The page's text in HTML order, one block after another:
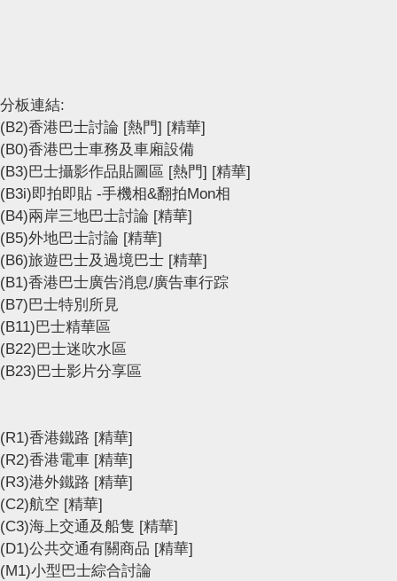
分板連結:
(B2)香港巴士討論 [熱門] [精華]
(B0)香港巴士車務及車廂設備
(B3)巴士攝影作品貼圖區 [熱門] [精華]
(B3i)即拍即貼 -手機相&翻拍Mon相
(B4)兩岸三地巴士討論 [精華]
(B5)外地巴士討論 [精華]
(B6)旅遊巴士及過境巴士 [精華]
(B1)香港巴士廣告消息/廣告車行踪
(B7)巴士特別所見
(B11)巴士精華區
(B22)巴士迷吹水區
(B23)巴士影片分享區
(R1)香港鐵路 [精華]
(R2)香港電車 [精華]
(R3)港外鐵路 [精華]
(C2)航空 [精華]
(C3)海上交通及船隻 [精華]
(D1)公共交通有關商品 [精華]
(M1)小型巴士綜合討論